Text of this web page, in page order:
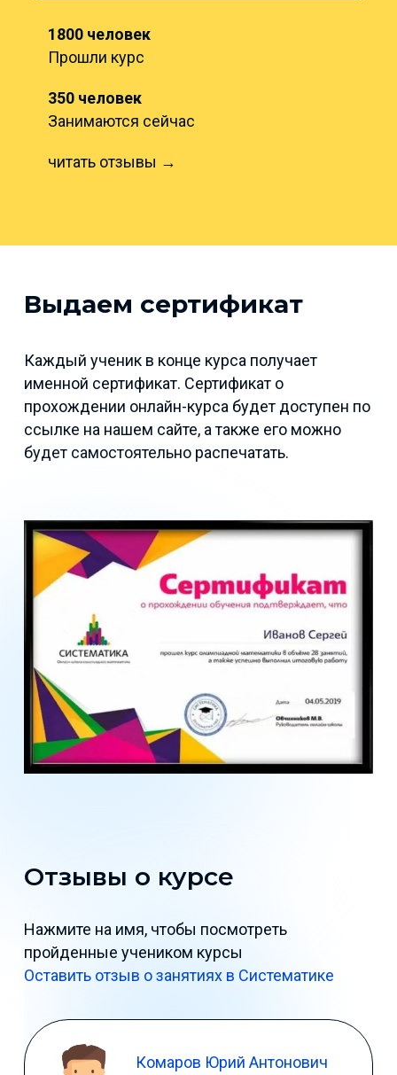
1800 человек
Прошли курс
350 человек
Занимаются сейчас
читать отзывы →
Выдаем сертификат
Каждый ученик в конце курса получает
именной сертификат. Сертификат о
прохождении онлайн-курса будет доступен по
ссылке на нашем сайте, а также его можно
будет самостоятельно распечатать.
Отзывы о курсе
Нажмите на имя, чтобы посмотреть
пройденные учеником курсы
Оставить отзыв о занятиях в Систематике
Комаров Юрий Антонович